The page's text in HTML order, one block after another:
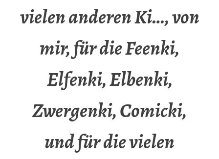
vielen anderen Ki…, von
mir, für die Feenki,
Elfenki, Elbenki,
Zwergenki, Comicki,
und für die vielen